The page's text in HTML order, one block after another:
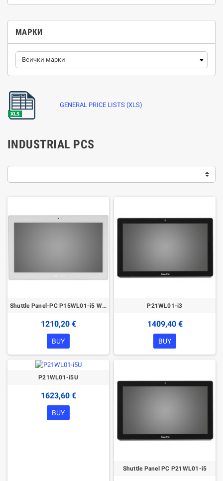
МАРКИ
GENERAL PRICE LISTS (XLS)
INDUSTRIAL PCS
Shuttle Panel-PC P15WL01-i5 White
1210,20 €
BUY
P21WL01-i3
1409,40 €
BUY
P21WL01-i5U
1623,60 €
BUY
Shuttle Panel PC P21WL01-i5